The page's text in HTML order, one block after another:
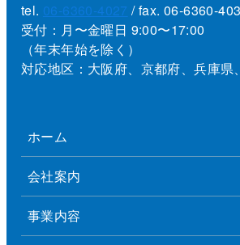
tel. 06-6360-4027 / fax. 06-6360-
受付：月〜金曜日 9:00〜17:00
（年末年始を除く）
対応地区：大阪府、京都府、兵庫県
ホーム
会社案内
事業内容